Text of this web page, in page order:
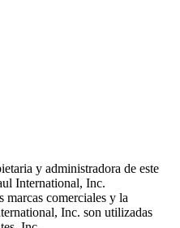
y administradora de este
International, Inc.
marcas comerciales y la
Inc. son utilizadas